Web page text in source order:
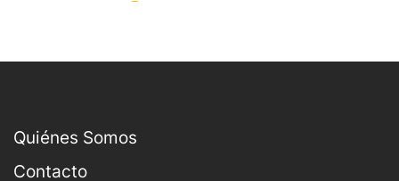
Quiénes Somos
Contacto